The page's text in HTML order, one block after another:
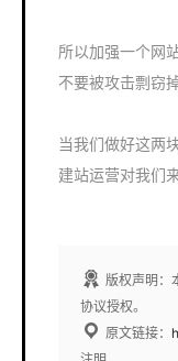
所以加强一个网
不要被攻击剽窃掉
当我们做好这两
建站运营对我们
版权声明：
协议授权。
原文链接：